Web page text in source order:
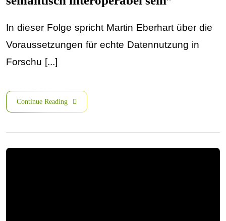
In dieser Folge spricht Martin Eberhart über die
Voraussetzungen für echte Datennutzung in
Forschu [...]
Continue Reading